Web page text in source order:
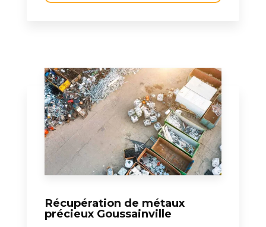
Récupération de métaux
précieux Goussainville